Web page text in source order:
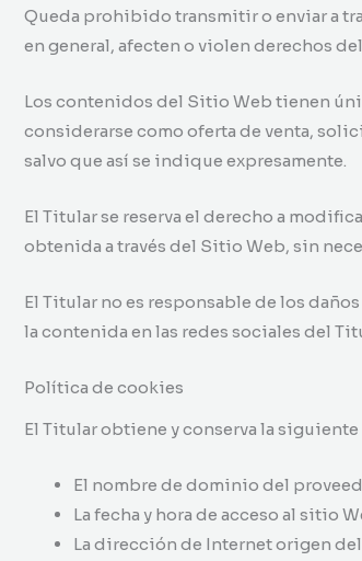
Queda prohibido transmitir o enviar a
en general, afecten o violen derechos
Los contenidos del Sitio Web tienen
considerarse como oferta de venta,
salvo que así se indique expresamente.
El Titular se reserva el derecho a
obtenida a través del Sitio Web, sin
El Titular no es responsable de los
la contenida en las redes sociales del
Política de cookies
El Titular obtiene y conserva la
El nombre de dominio del
La fecha y hora de acceso al sitio
La dirección de Internet origen